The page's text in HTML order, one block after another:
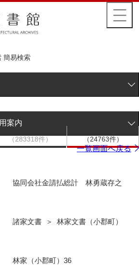
簡易検索
案内
いて
（283318件）
（24763件）
一覧画面へ戻る
協同会社金請払総計 林勇蔵存之
諸家文書 ＞ 林家文書（小郡町）
林家（小郡町）36